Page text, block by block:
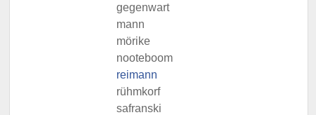
gegenwart
mann
mörike
nooteboom
reimann
rühmkorf
safranski